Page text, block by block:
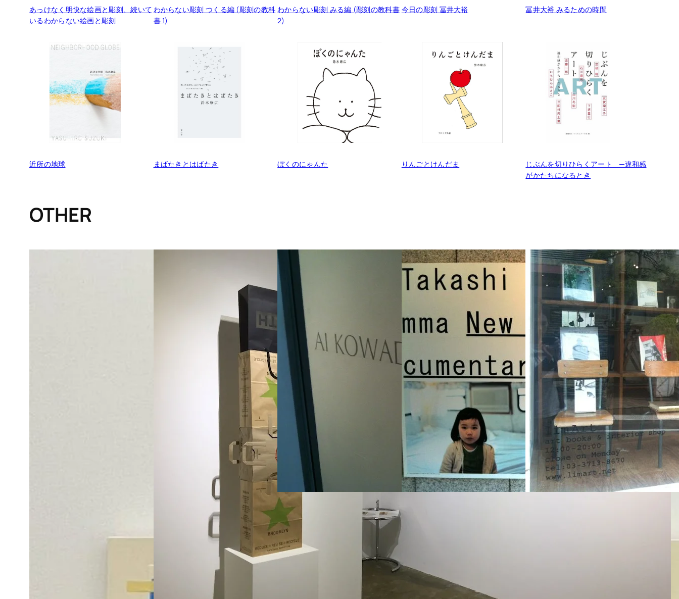
あっけなく明快な絵画と彫刻、続いて
いるわからない絵画と彫刻
わからない彫刻 つくる編 (彫刻の教科
書 1)
わからない彫刻 みる編 (彫刻の教科書
2)
今日の彫刻 冨井大裕 冨井大裕 みるための時間
近所の地球 まばたきとはばたき ぼくのにゃんた りんごとけんだま
じぶんを切りひらくアート ─違和感
がかたちになるとき
OTHER
「アートとプロダクトの不穏な
関係」展 – Ai Kowada Gallery
2011年12月17日
ホンマタカシ「ニュー・ドキュ